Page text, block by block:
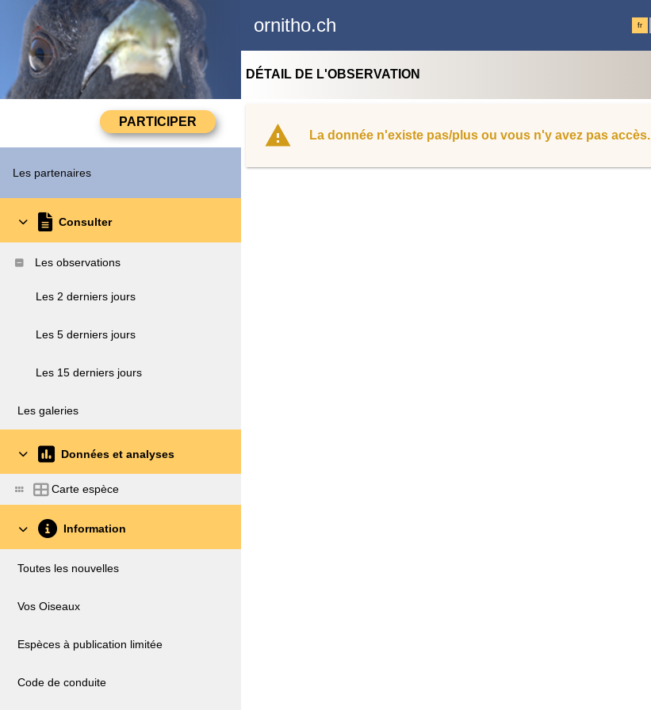
ornitho.ch fr
Les partenaires
Consulter
Les observations
Les 2 derniers jours
Les 5 derniers jours
Les 15 derniers jours
Les galeries
Données et analyses
Carte espèce
Information
Toutes les nouvelles
Vos Oiseaux
Espèces à publication limitée
Code de conduite
DÉTAIL DE L'OBSERVATION
La donnée n'existe pas/plus ou vous n'y avez pas accès.